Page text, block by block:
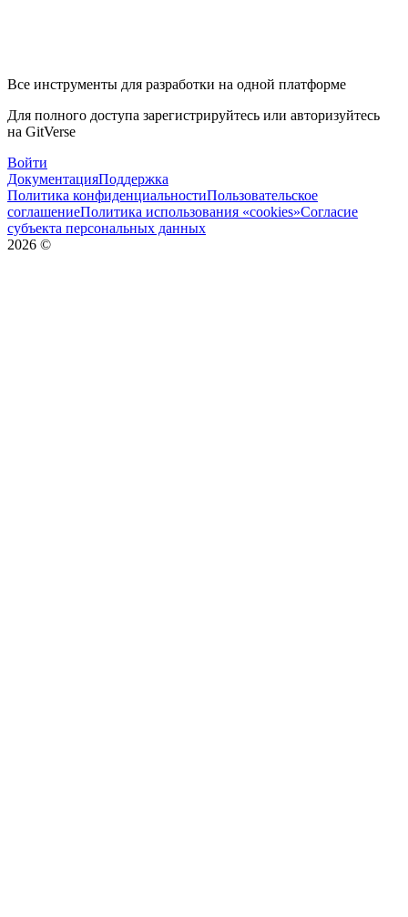
Все инструменты для разработки на одной платформе
Для полного доступа зарегистрируйтесь или авторизуйтесь
на GitVerse
Войти
ДокументацияПоддержка
Политика конфиденциальностиПользовательское
соглашениеПолитика использования «cookies»Согласие
субъекта персональных данных
2026 ©